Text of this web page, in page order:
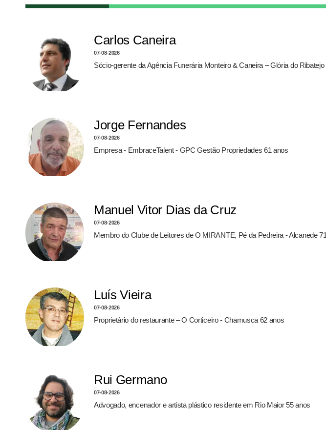
Carlos Caneira
07-08-2026
Sócio-gerente da Agência Funerária Monteiro & Caneira – Glória do
Jorge Fernandes
07-08-2026
Empresa - EmbraceTalent - GPC Gestão Propriedades 61 anos
Manuel Vitor Dias da Cruz
07-08-2026
Membro do Clube de Leitores de O MIRANTE, Pé da Pedreira - Alcanede
Luís Vieira
07-08-2026
Proprietário do restaurante – O Corticeiro - Chamusca 62 anos
Rui Germano
07-08-2026
Advogado, encenador e artista plástico residente em Rio Maior 55 anos